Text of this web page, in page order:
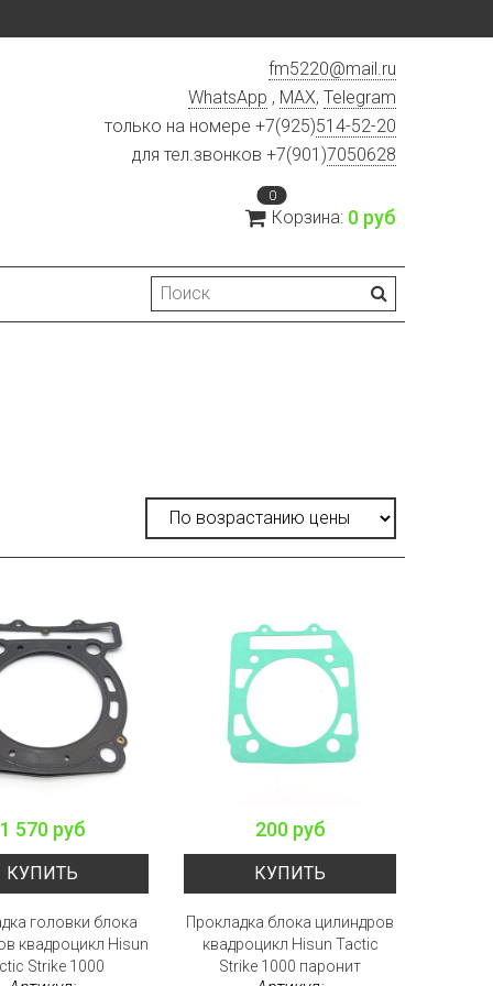
fm5220@mail.ru
WhatsApp , MAX, Telegram
только на номере +7(925)514-52-20
для тел.звонков +7(901)7050628
0
Корзина: 0 руб
1 570 руб
КУПИТЬ
головки блока
квадроцикл Hisun
Strike 1000
200 руб
КУПИТЬ
Прокладка блока цилиндров
квадроцикл Hisun Tactic
Strike 1000 паронит